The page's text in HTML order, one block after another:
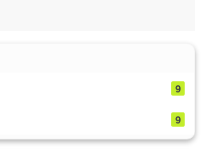
9
9